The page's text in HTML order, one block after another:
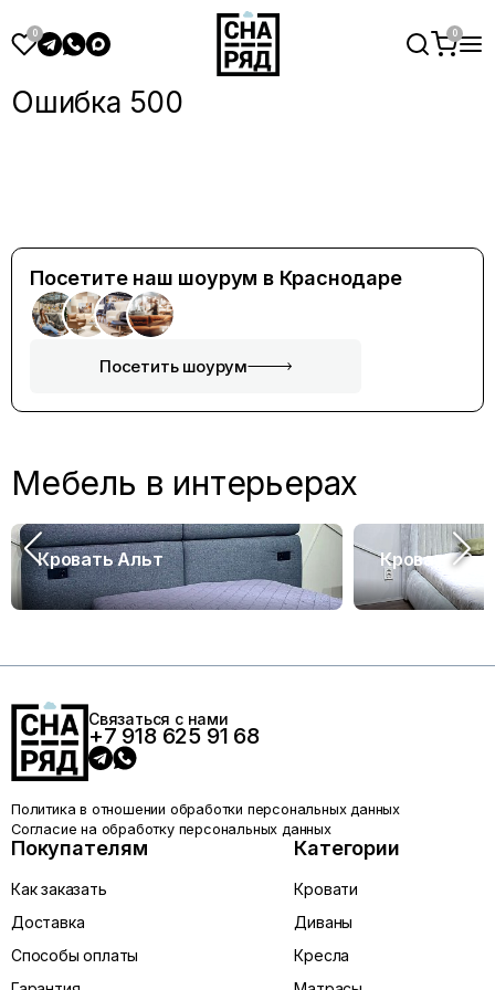
Ошибка 500
Посетите наш шоурум в Краснодаре
Посетить шоурум
Мебель в интерьерах
Кровать Альт Кровать
Связаться с нами
+7 918 625 91 68
Политика в отношении обработки персональных данных
Согласие на обработку персональных данных
Покупателям
Как заказать
Доставка
Способы оплаты
Категории
Кровати
Диваны
Кресла